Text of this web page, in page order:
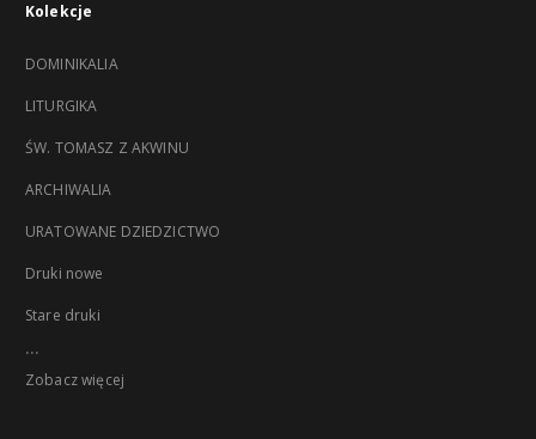
Kolekcje
DOMINIKALIA
LITURGIKA
ŚW. TOMASZ Z AKWINU
ARCHIWALIA
URATOWANE DZIEDZICTWO
Druki nowe
Stare druki
...
Zobacz więcej